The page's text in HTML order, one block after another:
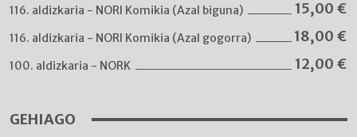
116. aldizkaria - NORI Komikia (Azal biguna) 15,00 €
116. aldizkaria - NORI Komikia (Azal gogorra) 18,00 €
100. aldizkaria - NORK 12,00 €
GEHIAGO